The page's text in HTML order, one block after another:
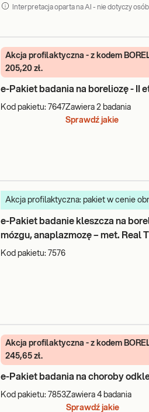
Interpretacja oparta na AI - nie dotyczy
Akcja profilaktyczna - z kodem
205,20 zł.
e-Pakiet badania na boreliozę - II
Kod pakietu: 7647Zawiera 2 badania
Sprawdź jakie
Akcja profilaktyczna: pakiet w cenie
e-Pakiet badanie kleszcza na
mózgu, anaplazmozę – met. Real
Kod pakietu: 7576
Akcja profilaktyczna - z kodem
245,65 zł.
e-Pakiet badania na choroby
Kod pakietu: 7853Zawiera 4 badania
Sprawdź jakie